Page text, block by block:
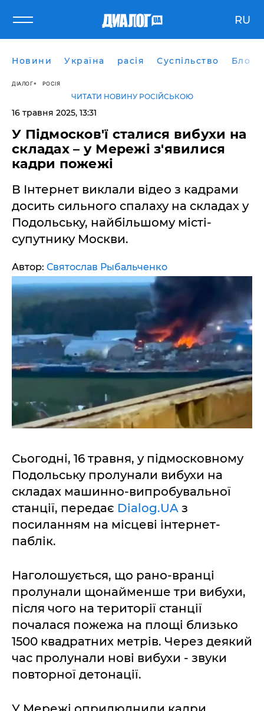
RU
Новини Україна расія Суспільство Блоги
ДІАЛОГ РОСІЯ
ЧИТАТИ НОВИНУ РОСІЙСЬКОЮ
16 травня 2025, 13:31
У Підмосков'ї сталися вибухи на
складах – у Мережі з'явилися
кадри пожежі
В Інтернет виклали відео з кадрами
досить сильного спалаху на складах у
Подольську, найбільшому місті-
супутнику Москви.
Автор: Святослав Рыбальченко
Сьогодні, 16 травня, у підмосковному
Подольську пролунали вибухи на
складах машинно-випробувальної
станції, передає Dialog.UA з
посиланням на місцеві інтернет-
паблік.
Наголошується, що рано-вранці
пролунали щонайменше три вибухи,
після чого на території станції
почалася пожежа на площі близько
1500 квадратних метрів. Через деякий
час пролунали нові вибухи - звуки
повторної детонації.